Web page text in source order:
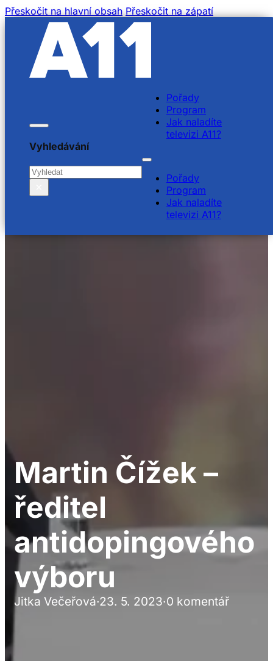
Přeskočit na hlavní obsah Přeskočit na zápatí
Vyhledávání
Hledat
Pořady
Program
Jak naladíte
televizi A11?
Pořady
Program
Jak naladíte
televizi A11?
Martin Čížek –
ředitel
antidopingového
výboru
Jitka Večeřová·23. 5. 2023·0 komentář